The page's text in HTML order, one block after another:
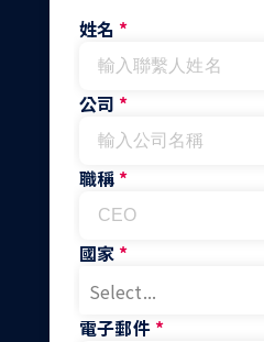
姓名 *
公司 *
職稱 *
國家 *
Select...
電子郵件 *